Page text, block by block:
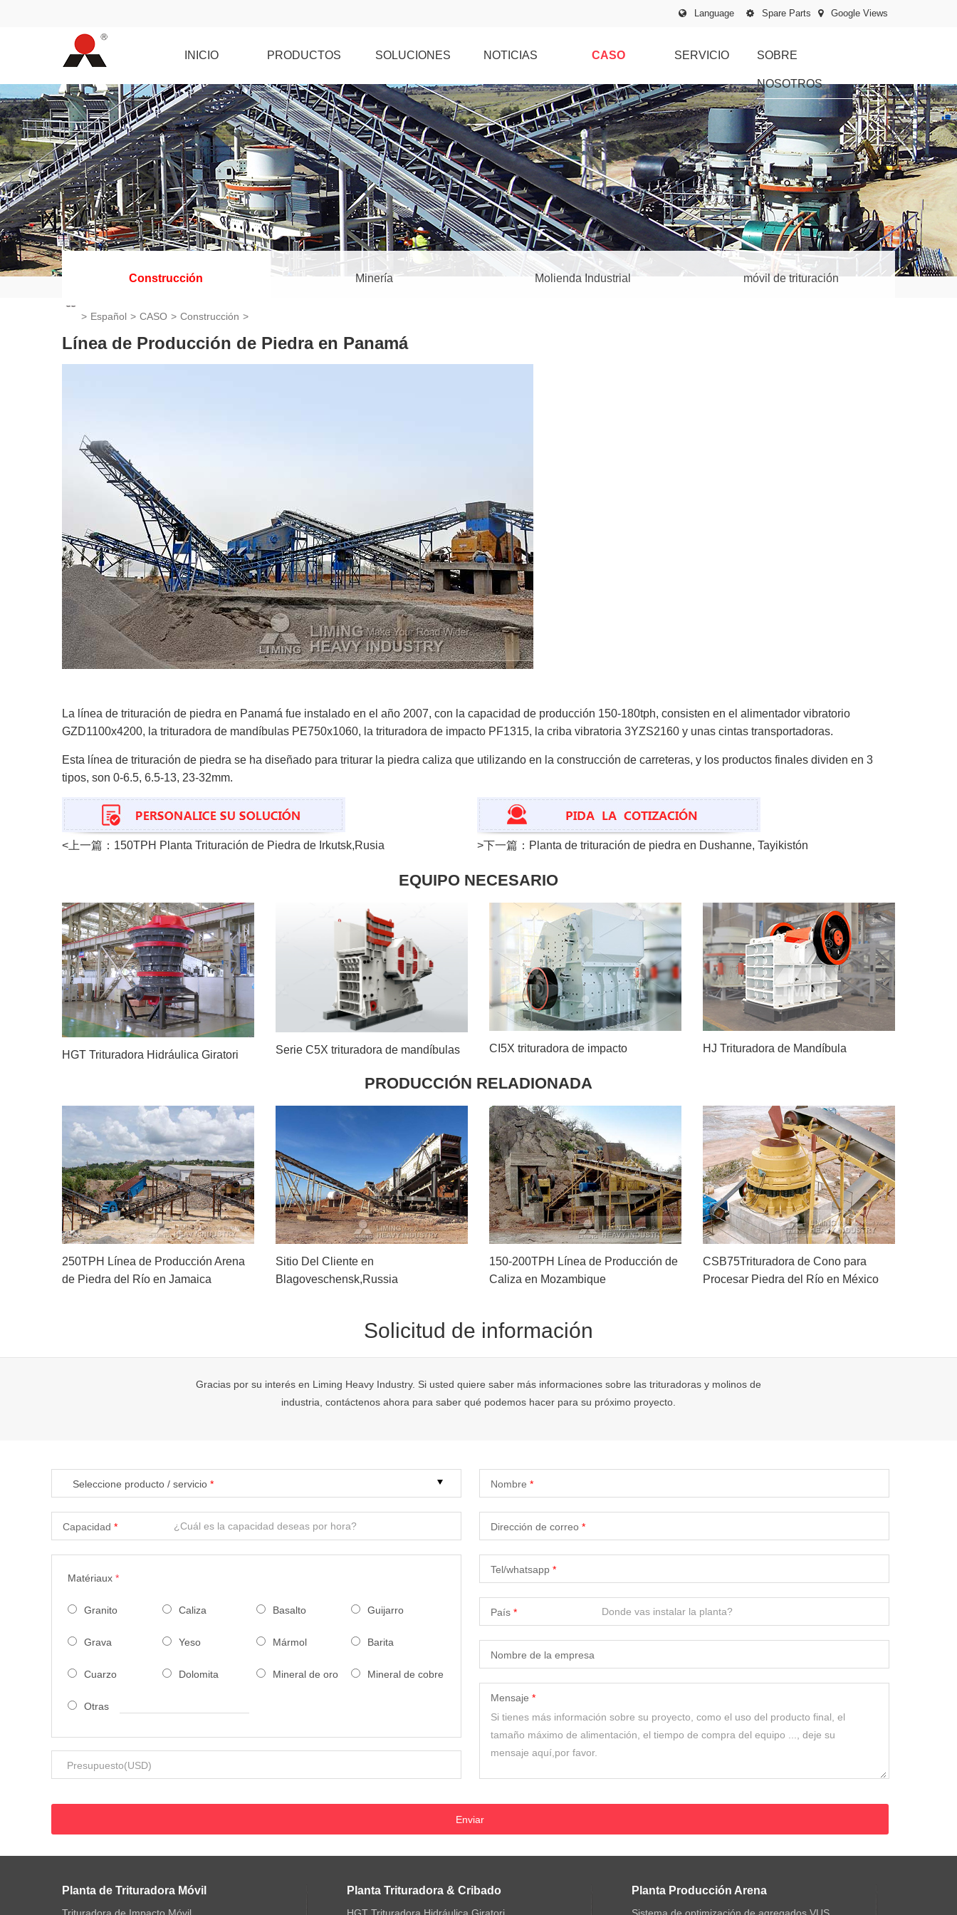
Language Google Views
Spare Parts
INICIO PRODUCTOS SOLUCIONES NOTICIAS CASO SERVICIO SOBRE
NOSOTROS
Construcción Minería Molienda Industrial móvil de trituración
> Español > CASO > Construcción >
Línea de Producción de Piedra en Panamá
La línea de trituración de piedra en Panamá fue instalado en el año 2007, con la capacidad de producción 150-180tph, consisten en el alimentador vibratorio
GZD1100x4200, la trituradora de mandíbulas PE750x1060, la trituradora de impacto PF1315, la criba vibratoria 3YZS2160 y unas cintas transportadoras.
Esta línea de trituración de piedra se ha diseñado para triturar la piedra caliza que utilizando en la construcción de carreteras, y los productos finales dividen en 3
tipos, son 0-6.5, 6.5-13, 23-32mm.
<上一篇： 150TPH Planta Trituración de Piedra de Irkutsk,Rusia >下一篇： Planta de trituración de piedra en Dushanne, Tayikistón
EQUIPO NECESARIO
HGT Trituradora Hidráulica Giratori Serie C5X trituradora de mandíbulas CI5X trituradora de impacto HJ Trituradora de Mandíbula
PRODUCCIÓN RELADIONADA
250TPH Línea de Producción Arena
de Piedra del Río en Jamaica
Sitio Del Cliente en
Blagoveschensk,Russia
150-200TPH Línea de Producción de
Caliza en Mozambique
CSB75Trituradora de Cono para
Procesar Piedra del Río en México
Solicitud de información
Gracias por su interés en Liming Heavy Industry. Si usted quiere saber más informaciones sobre las trituradoras y molinos de
industria, contáctenos ahora para saber qué podemos hacer para su próximo proyecto.
Seleccione producto / servicio Nombre
Capacidad Dirección de correo
Matériaux *
Granito Caliza Basalto Guijarro
Grava Yeso Mármol Barita
Cuarzo Dolomita Mineral de oro Mineral de cobre
Otras
Tel/whatsapp
País
Nombre de la empresa
Mensaje
Planta de Trituradora Móvil Planta Trituradora & Cribado Planta Producción Arena